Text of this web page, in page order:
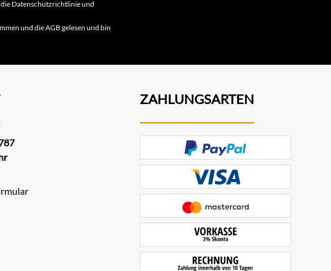
Datenschutzrichtlinieund
und dieAGB gelesen und bin
ZAHLUNGSARTEN